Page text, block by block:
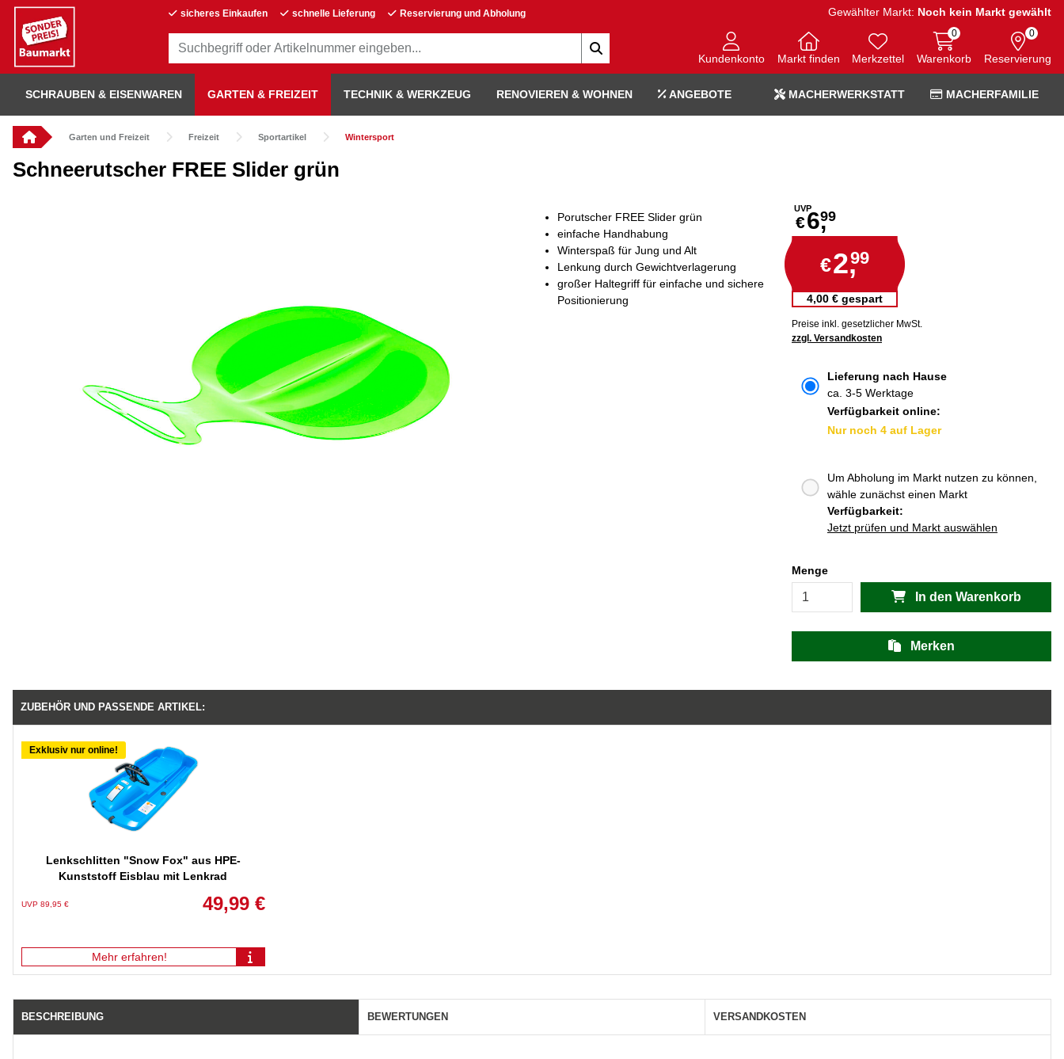
sicheres Einkaufen schnelle Lieferung Reservierung und Abholung Gewählter Markt: Noch kein Markt gewählt
Kundenkonto Markt finden Merkzettel Warenkorb
0
Reservierung
0
SCHRAUBEN & EISENWAREN GARTEN & FREIZEIT TECHNIK & WERKZEUG RENOVIEREN & WOHNEN ANGEBOTE MACHERWERKSTATT MACHERFAMILIE
Garten und Freizeit Freizeit Sportartikel Wintersport
Schneerutscher FREE Slider grün
UVP
€6,99
€2,99
4,00 € gespart
Preise inkl. gesetzlicher MwSt.
zzgl. Versandkosten
Porutscher FREE Slider grün
einfache Handhabung
Winterspaß für Jung und Alt
Lenkung durch Gewichtverlagerung
großer Haltegriff für einfache und sichere
Positionierung
Lieferung nach Hause
ca. 3-5 Werktage
Verfügbarkeit online:
Nur noch 4 auf Lager
Um Abholung im Markt nutzen zu können,
wähle zunächst einen Markt
Verfügbarkeit:
Jetzt prüfen und Markt auswählen
Menge
In den Warenkorb
Merken
ZUBEHÖR UND PASSENDE ARTIKEL:
Exklusiv nur online!
Lenkschlitten "Snow Fox" aus HPE-
Kunststoff Eisblau mit Lenkrad
UVP 89,95 € 49,99 €
Mehr erfahren!
BESCHREIBUNG BEWERTUNGEN VERSANDKOSTEN